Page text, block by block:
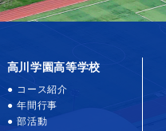
高川学園高等学校
コース紹介
年間行事
部活動